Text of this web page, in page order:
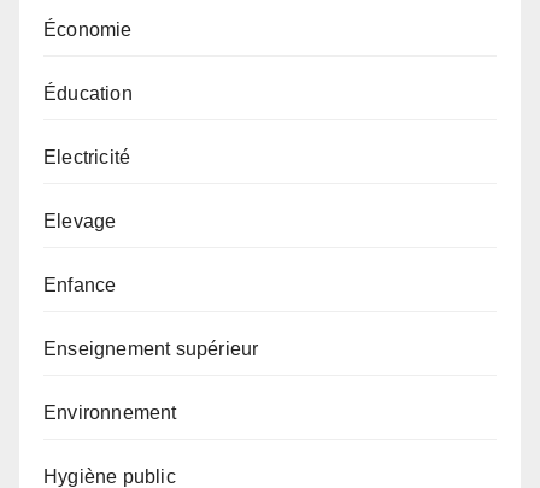
Économie
Éducation
Electricité
Elevage
Enfance
Enseignement supérieur
Environnement
Hygiène public